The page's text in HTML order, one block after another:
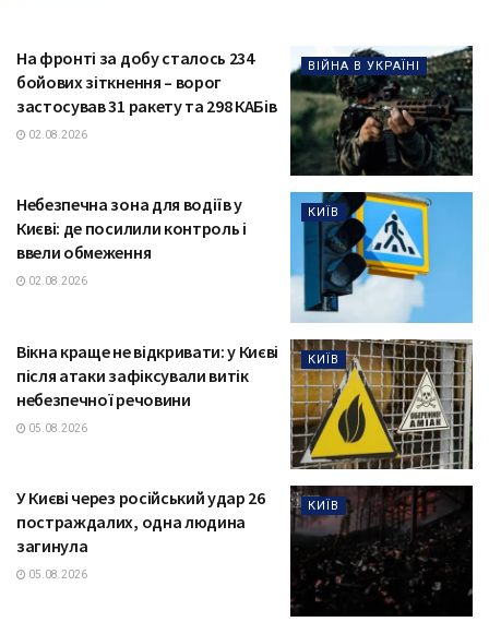
ВІЙНА В УКРАЇНІ
На фронті за добу сталось 234
бойових зіткнення – ворог
застосував 31 ракету та 298 КАБів
02.08.2026
КИЇВ
Небезпечна зона для водіїв у
Києві: де посилили контроль і
ввели обмеження
02.08.2026
КИЇВ
Вікна краще не відкривати: у Києві
після атаки зафіксували витік
небезпечної речовини
05.08.2026
КИЇВ
У Києві через російський удар 26
постраждалих, одна людина
загинула
05.08.2026